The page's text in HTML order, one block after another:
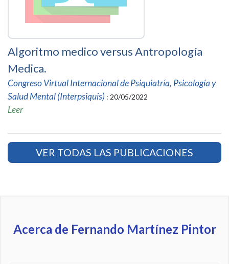
Algoritmo medico versus Antropología
Medica.
Congreso Virtual Internacional de Psiquiatría, Psicología y
Salud Mental (Interpsiquis) : 20/05/2022
Leer
VER TODAS LAS PUBLICACIONES
Acerca de Fernando Martínez Pintor